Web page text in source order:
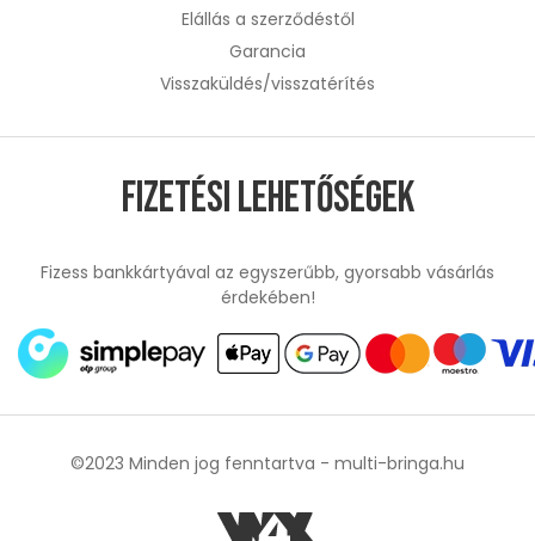
Elállás a szerződéstől
Garancia
Visszaküldés/visszatérítés
Fizetési lehetőségek
Fizess bankkártyával az egyszerűbb, gyorsabb vásárlás
érdekében!
©2023 Minden jog fenntartva - multi-bringa.hu